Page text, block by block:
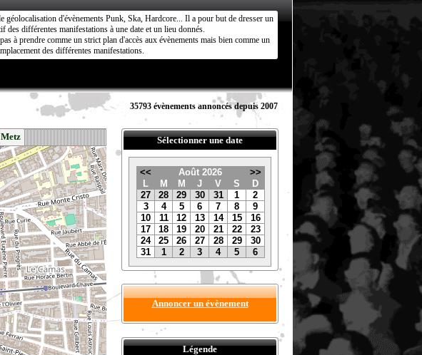
géolocalisation d'évènements Punk, Ska, Hardcore... Il a pour but de dresser un
des différentes manifestations à une date et un lieu donnés.
à prendre comme un strict plan d'accès aux évènements mais bien comme un
des différentes manifestations.
35793 évènements annoncés depuis 2007
Metz Sélectionner une date
<< Août 2026
>>
L
M M J V S
D
27
28 29 30 31 1
2
3
4 5 6 7 8
9
10
11 12 13 14 15
16
17
18 19 20 21 22
23
24
25 26 27 28 29
30
31
1 2 3 4 5 6
Annoncer un évènement
Légende